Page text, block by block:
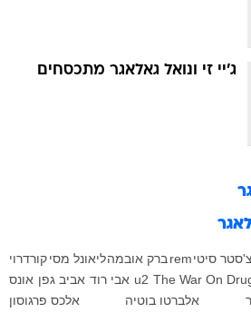
ג'יי זי ונואל גאלאגר מתכסחים
סיטיremברק אובמהליאונל מסיקורדרוי
The War On
u2 אבי רוד אביב גפן אונס
אלברטו בוטיה אלכס פרגוסון